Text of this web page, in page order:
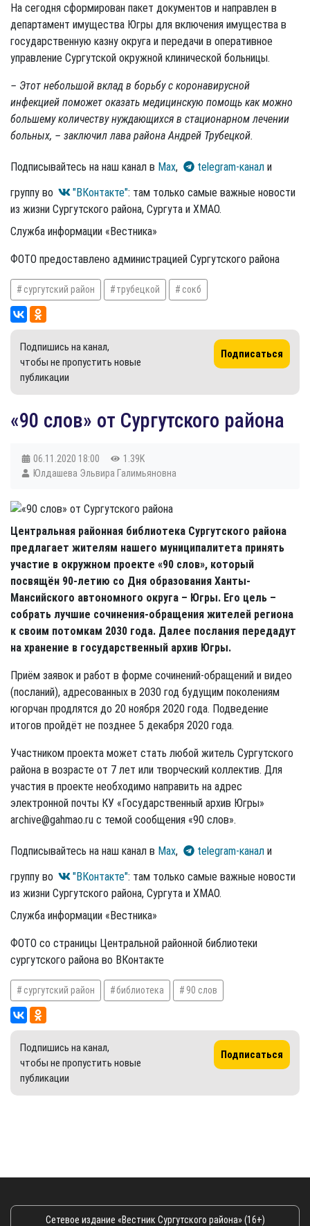
На сегодня сформирован пакет документов и направлен в
департамент имущества Югры для включения имущества в
государственную казну округа и передачи в оперативное
управление Сургутской окружной клинической больницы.
– Этот небольшой вклад в борьбу с коронавирусной
инфекцией поможет оказать медицинскую помощь как можно
большему количеству нуждающихся в стационарном лечении
больных, – заключил лава района Андрей Трубецкой.
Подписывайтесь на наш канал в Max, telegram-канал и
группу во
"ВКонтакте": там только самые важные новости
из жизни Сургутского района, Сургута и ХМАО.
Служба информации «Вестника»
ФОТО предоставлено администрацией Сургутского района
сургутский район трубецкой сокб
Подпишись на канал,
чтобы не пропустить новые
публикации
Подписаться
«90 слов» от Сургутского района
06.11.2020 18:00
1.39K
Юлдашева Эльвира Галимьяновна
Центральная районная библиотека Сургутского района
предлагает жителям нашего муниципалитета принять
участие в окружном проекте «90 слов», который
посвящён 90-летию со Дня образования Ханты-
Мансийского автономного округа – Югры. Его цель –
собрать лучшие сочинения-обращения жителей региона
к своим потомкам 2030 года. Далее послания передадут
на хранение в государственный архив Югры.
Приём заявок и работ в форме сочинений-обращений и видео
(посланий), адресованных в 2030 год будущим поколениям
югорчан продлятся до 20 ноября 2020 года. Подведение
итогов пройдёт не позднее 5 декабря 2020 года.
Участником проекта может стать любой житель Сургутского
района в возрасте от 7 лет или творческий коллектив. Для
участия в проекте необходимо направить на адрес
электронной почты КУ «Государственный архив Югры»
archive@gahmao.ru с темой сообщения «90 слов».
Подписывайтесь на наш канал в Max, telegram-канал и
группу во
"ВКонтакте": там только самые важные новости
из жизни Сургутского района, Сургута и ХМАО.
Служба информации «Вестника»
ФОТО со страницы Центральной районной библиотеки
сургутского района во ВКонтакте
сургутский район библиотека 90 слов
Подпишись на канал,
чтобы не пропустить новые
публикации
Подписаться
Сетевое издание «Вестник Сургутского района» (16+)